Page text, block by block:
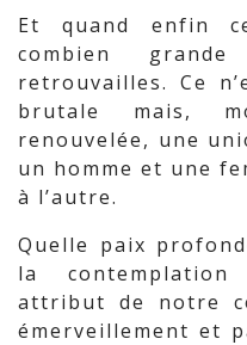
Et quand enfin
combien
retrouvailles. Ce
brutale mais,
renouvelée, une
un homme et une
à l’autre.
Quelle paix
la
attribut de notre
émerveillement et